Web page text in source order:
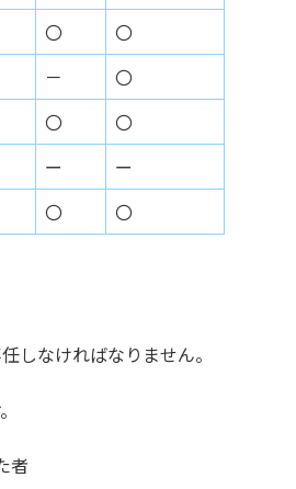
〇 〇
－ 〇
〇 〇
ー ー
〇 〇
しなければなりません。
者